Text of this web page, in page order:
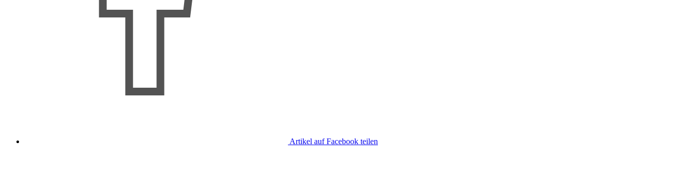
Artikel auf Facebook teilen